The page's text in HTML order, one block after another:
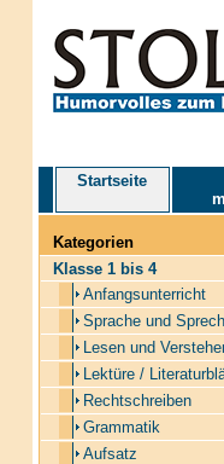
Startseite
Kategorien
Klasse 1 bis 4
Anfangsunterricht
Sprache und
Lesen und
Lektüre /
Rechtschreiben
Grammatik
Aufsatz